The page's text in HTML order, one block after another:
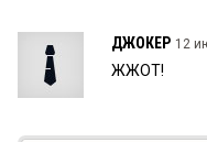
ДЖОКЕР 12
ЖЖОТ!